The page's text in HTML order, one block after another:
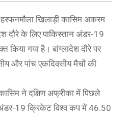
खिलाड़ी कासिम अकरम
दौरे के लिए पाकिस्तान अंडर-19
किया गया है। बांग्लादेश दौरे पर
और पांच एकदिवसीय मैचों की
ने दक्षिण अफ्रीका में पिछले
19 क्रिकेट विश्व कप में 46.50